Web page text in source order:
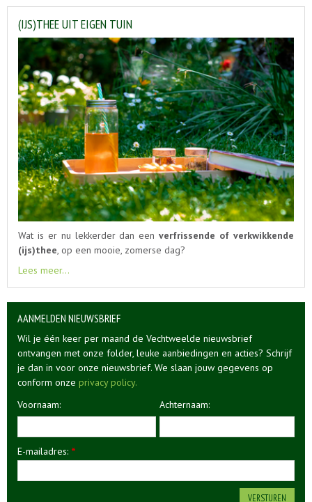
(IJS)THEE UIT EIGEN TUIN
Wat is er nu lekkerder dan eenverfrissende of verkwikkende
(ijs)thee, op een mooie, zomerse dag?
Lees meer...
AANMELDEN NIEUWSBRIEF
Wil je één keer per maand de Vechtweelde nieuwsbrief
ontvangen met onze folder, leuke aanbiedingen en acties? Schrijf
je dan in voor onze nieuwsbrief. We slaan jouw gegevens op
conform onze privacy policy.
Voornaam:
Achternaam:
E-mailadres: *